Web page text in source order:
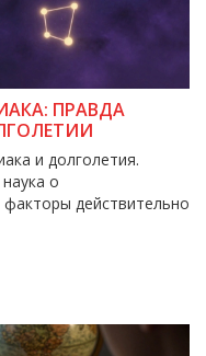
ПРАВДА
и долголетия.
о
действительно